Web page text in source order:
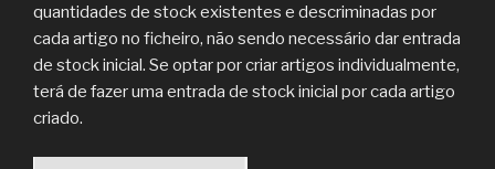
quantidades de stock existentes e descriminadas por
cada artigo no ficheiro, não sendo necessário dar entrada
de stock inicial. Se optar por criar artigos individualmente,
terá de fazer uma entrada de stock inicial por cada artigo
criado.